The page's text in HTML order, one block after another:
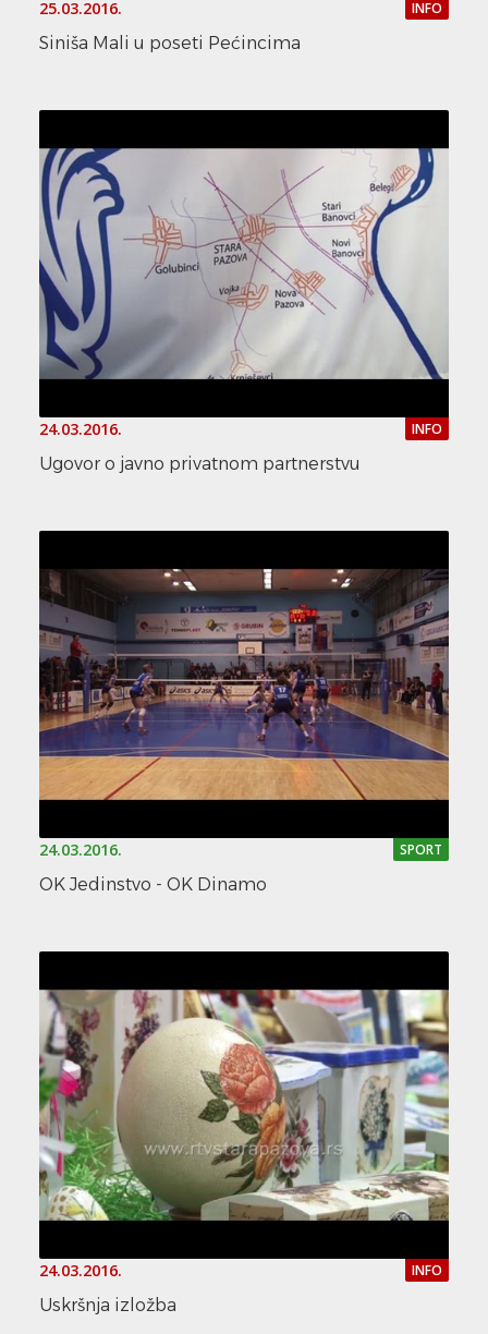
25.03.2016. INFO
Siniša Mali u poseti Pećincima
24.03.2016. INFO
Ugovor o javno privatnom partnerstvu
24.03.2016. SPORT
OK Jedinstvo - OK Dinamo
24.03.2016. INFO
Uskršnja izložba